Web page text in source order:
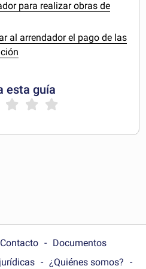
para realizar obras de
al arrendador el pago de las
esta guía
Contacto
Documentos
¿Quiénes somos?